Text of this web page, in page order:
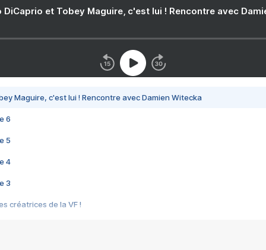
DiCaprio et Tobey Maguire, c'est lui ! Rencontre avec
Maguire, c'est lui ! Rencontre avec Damien Witecka
6
5
4
3
créatrices de la VF !